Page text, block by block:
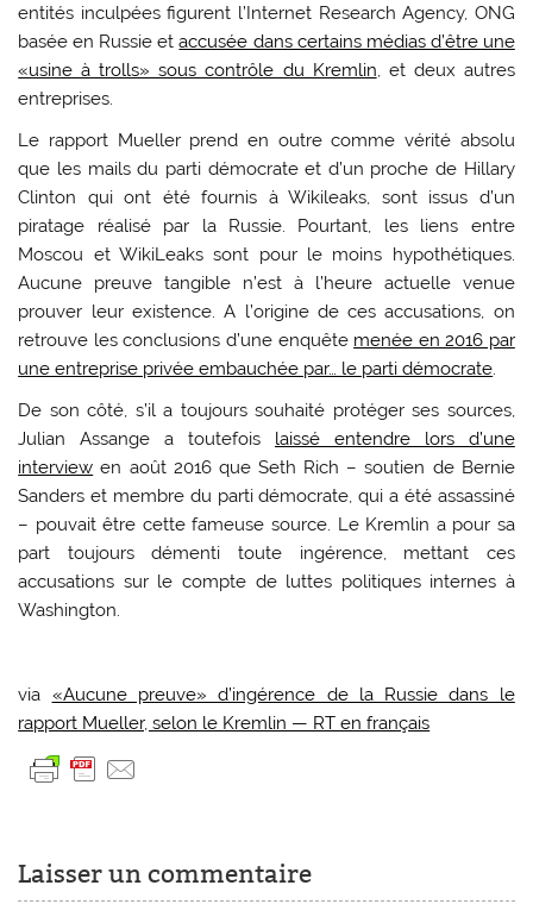
entités inculpées figurent l’Internet Research Agency, ONG
basée en Russie etaccusée dans certains médias d’être une
«usine à trolls» sous contrôle du Kremlin , et deux autres
entreprises.
Le rapport Mueller prend en outre comme vérité absolu
que les mails du parti démocrate et d’un proche de Hillary
Clinton qui ont été fournis à Wikileaks, sont issus d’un
piratage réalisé par la Russie. Pourtant, les liens entre
Moscou et WikiLeaks sont pour le moins hypothétiques.
Aucune preuve tangible n’est à l’heure actuelle venue
prouver leur existence. A l’origine de ces accusations, on
retrouve les conclusions d’une enquête menée en 2016 par
une entreprise privée embauchée par… le parti démocrate.
De son côté, s’il a toujours souhaité protéger ses sources,
Julian Assange a toutefois laissé entendre lors d’une
interview en août 2016 que Seth Rich – soutien de Bernie
Sanders et membre du parti démocrate, qui a été assassiné
– pouvait être cette fameuse source. Le Kremlin a pour sa
part toujours démenti toute ingérence, mettant ces
accusations sur le compte de luttes politiques internes à
Washington.
via «Aucune preuve» d’ingérence de la Russie dans le
rapport Mueller, selon le Kremlin — RT en français
Laisser un commentaire